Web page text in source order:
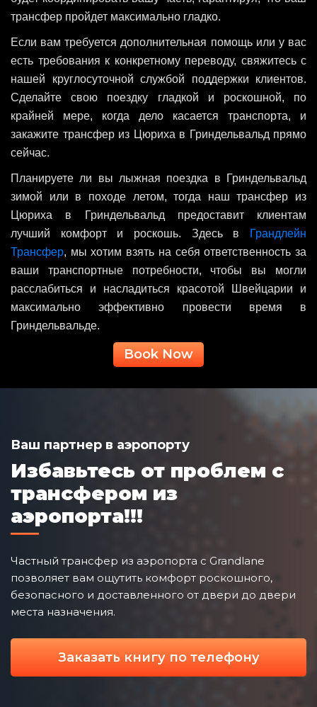
трансфер пройдет максимально гладко.
Если вам требуется дополнительная помощь или у вас
есть требования к конкретному переводу, свяжитесь с
нашей круглосуточной службой поддержки клиентов.
Сделайте свою поездку гладкой и роскошной, по
крайней мере, когда дело касается транспорта, и
закажите трансфер из Цюриха в Гриндельвальд прямо
сейчас.
Планируете ли вы лыжная поездка в Гриндельвальд
зимой или в походе летом, тогда наш трансфер из
Цюриха в Гриндельвальд предоставит клиентам
лучший комфорт и роскошь. Здесь в
Грандлейн
Трансфер, мы хотим взять на себя ответственность за
ваши транспортные потребности, чтобы вы могли
расслабиться и насладиться красотой Швейцарии и
максимально эффективно провести время в
Гриндельвальде.
Book Now
Ваш партнер в аэропорту
Избавьтесь от проблем с
трансфером из
аэропорта!!!
Частный трансфер из аэропорта с Grandlane
позволяет вам ощутить комфорт роскошного,
безопасного и доставленного от двери до двери
места назначения.
Заказать книгу по телефону